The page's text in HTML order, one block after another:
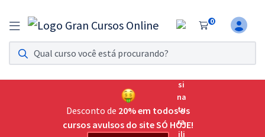
0
Assinatura Ilimitada 11
Acesso a todos os cursos. Teste grátis por 7 dias!
Assinatura OAB Até Passar
Acesso ilimitado a toda preparação para o Exame da
Desconto de 20% em todos os
cursos avulsos do site SÓ HOJE!